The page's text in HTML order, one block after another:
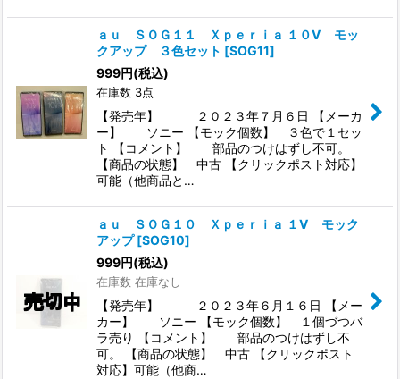
ａｕ ＳＯＧ１１ Ｘｐｅｒｉａ １０V モッ
クアップ ３色セット [SOG11]
999円(税込)
在庫数 3点
【発売年】 ２０２３年７月６日 【メーカ
ー】 ソニー 【モック個数】 ３色で１セッ
ト 【コメント】 部品のつけはずし不可。
【商品の状態】 中古 【クリックポスト対応】
可能（他商品と…
ａｕ ＳＯＧ１０ Ｘｐｅｒｉａ １V モック
アップ [SOG10]
999円(税込)
在庫数 在庫なし
【発売年】 ２０２３年６月１６日 【メー
カー】 ソニー 【モック個数】 １個づつバ
ラ売り 【コメント】 部品のつけはずし不
可。 【商品の状態】 中古 【クリックポスト
対応】可能（他商…